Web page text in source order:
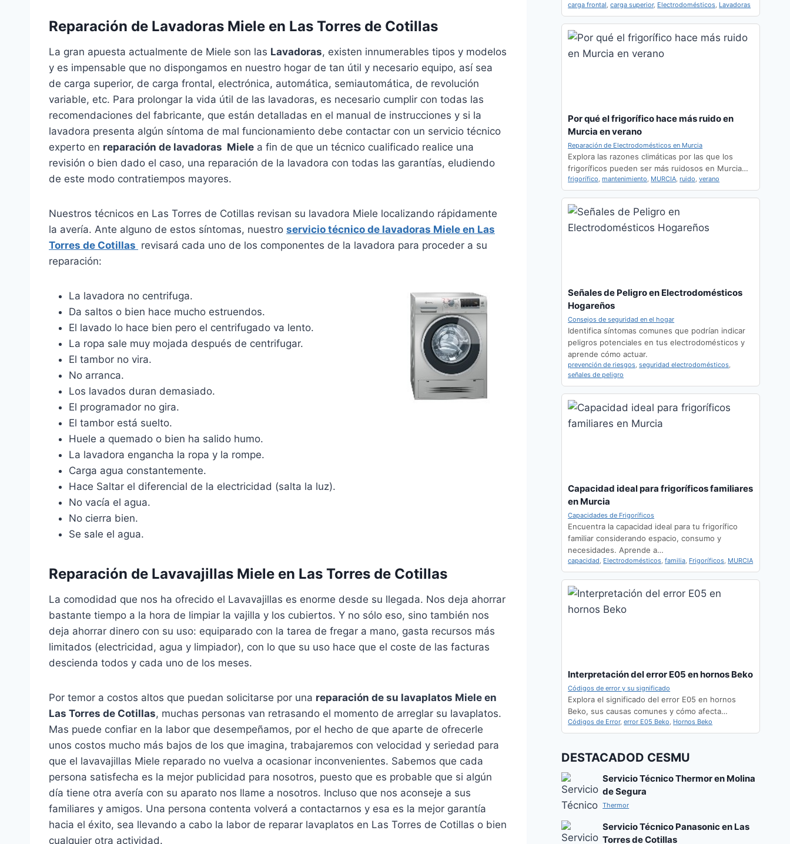
Reparación de Lavadoras Miele en Las Torres de Cotillas
La gran apuesta actualmente de Miele son las Lavadoras, existen innumerables tipos y modelos
y es impensable que no dispongamos en nuestro hogar de tan útil y necesario equipo, así sea
de carga superior, de carga frontal, electrónica, automática, semiautomática, de revolución
variable, etc. Para prolongar la vida útil de las lavadoras, es necesario cumplir con todas las
recomendaciones del fabricante, que están detalladas en el manual de instrucciones y si la
lavadora presenta algún síntoma de mal funcionamiento debe contactar con un servicio técnico
experto en reparación de lavadoras Miele a fin de que un técnico cualificado realice una
revisión o bien dado el caso, una reparación de la lavadora con todas las garantías, eludiendo
de este modo contratiempos mayores.
Nuestros técnicos en Las Torres de Cotillas revisan su lavadora Miele localizando rápidamente
la avería. Ante alguno de estos síntomas, nuestro servicio técnico de lavadoras Miele en Las
Torres de Cotillas revisará cada uno de los componentes de la lavadora para proceder a su
reparación:
La lavadora no centrifuga.
Da saltos o bien hace mucho estruendos.
El lavado lo hace bien pero el centrifugado va lento.
La ropa sale muy mojada después de centrifugar.
El tambor no vira.
No arranca.
Los lavados duran demasiado.
El programador no gira.
El tambor está suelto.
Huele a quemado o bien ha salido humo.
La lavadora engancha la ropa y la rompe.
Carga agua constantemente.
Hace Saltar el diferencial de la electricidad (salta la luz).
No vacía el agua.
No cierra bien.
Se sale el agua.
Reparación de Lavavajillas Miele en Las Torres de Cotillas
La comodidad que nos ha ofrecido el Lavavajillas es enorme desde su llegada. Nos deja ahorrar
bastante tiempo a la hora de limpiar la vajilla y los cubiertos. Y no sólo eso, sino también nos
deja ahorrar dinero con su uso: equiparado con la tarea de fregar a mano, gasta recursos más
limitados (electricidad, agua y limpiador), con lo que su uso hace que el coste de las facturas
descienda todos y cada uno de los meses.
Por temor a costos altos que puedan solicitarse por una reparación de su lavaplatos Miele en
Las Torres de Cotillas, muchas personas van retrasando el momento de arreglar su lavaplatos.
Mas puede confiar en la labor que desempeñamos, por el hecho de que aparte de ofrecerle
unos costos mucho más bajos de los que imagina, trabajaremos con velocidad y seriedad para
que el lavavajillas Miele reparado no vuelva a ocasionar inconvenientes. Sabemos que cada
persona satisfecha es la mejor publicidad para nosotros, puesto que es probable que si algún
día tiene otra avería con su aparato nos llame a nosotros. Incluso que nos aconseje a sus
familiares y amigos. Una persona contenta volverá a contactarnos y esa es la mejor garantía
hacia el éxito, sea llevando a cabo la labor de reparar lavaplatos en Las Torres de Cotillas o bien
cualquier otra actividad.
carga frontal,carga superior, Electrodomésticos, Lavadoras
Por qué el frigorífico hace más ruido en
Murcia en verano
Reparación de Electrodomésticos en Murcia
Explora las razones climáticas por las que los
frigoríficos pueden ser más ruidosos en Murcia…
frigorífico,mantenimiento, MURCIA,ruido,verano
Señales de Peligro en Electrodomésticos
Hogareños
Consejos de seguridad en el hogar
Identifica síntomas comunes que podrían indicar
peligros potenciales en tus electrodomésticos y
aprende cómo actuar.
prevención de riesgos,seguridad electrodomésticos,
señales de peligro
Capacidad ideal para frigoríficos familiares
en Murcia
Capacidades de Frigoríficos
Encuentra la capacidad ideal para tu frigorífico
familiar considerando espacio, consumo y
necesidades. Aprende a…
capacidad, Electrodomésticos,familia, Frigoríficos, MURCIA
Interpretación del error E05 en hornos Beko
Códigos de error y su significado
Explora el significado del error E05 en hornos
Beko, sus causas comunes y cómo afecta…
Códigos de Error,error E05 Beko, Hornos Beko
DESTACADOD CESMU
Servicio Técnico Thermor en Molina
de Segura
Thermor
Servicio Técnico Panasonic en Las
Torres de Cotillas